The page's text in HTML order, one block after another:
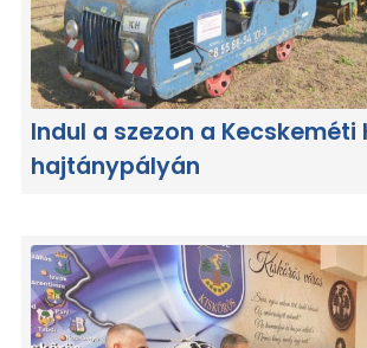
Indul a szezon a Kecskeméti
hajtánypályán